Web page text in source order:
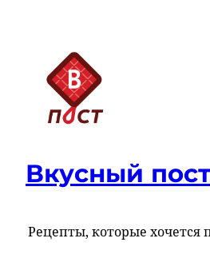
содержимому
Вкусный пост
Рецепты, которые хочется